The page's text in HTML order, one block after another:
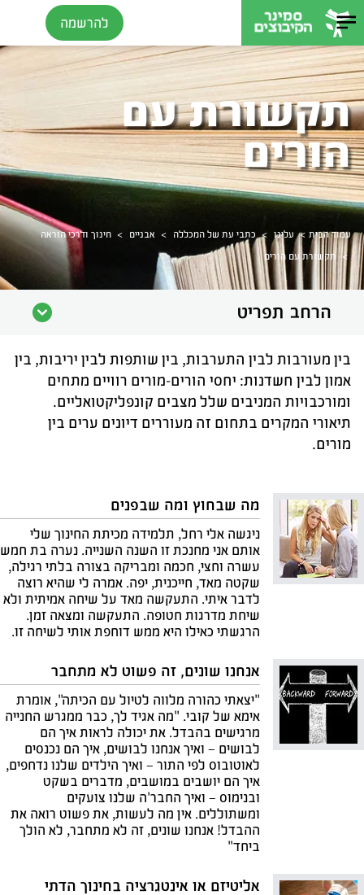
להרשמה
עמוד הבית > עלינו > כתבי עת של המכללה > אבניים > חינוך ודרכי הוראה
> תקשורת עם הורים
תקשורת עם
הורים
הרחב תפריט
בין מעורבות לבין התערבות, בין שותפות לבין יריבות, בין
אמון לבין חשדנות: יחסי הורים-מורים רוויים מתחים
ומורכבויות המניבים שלל מצבים קונפליקטואליים.
תיאורי המקרים בתחום זה מעוררים דיונים ערים בין
מורים.
מה שבחוץ ומה שבפנים
ניגשה אלי רחל, תלמידה מכיתת החינוך שלי
אותם אני מחנכת זו השנה השנייה. נערה בת חמש
עשרה וחצי, חכמה ומבריקה בצורה בלתי רגילה,
שקטה מאד, חייכנית, יפה. אמרה לי שהיא רוצה
לדבר איתי. התעקשה מאד על שיחה אמיתית ולא
שיחת מדרגות חטופה. התעקשה ומצאה זמן.
הרגשתי כאילו היא ממש דוחפת אותי לשיחה זו.
אנחנו שונים, זה פשוט לא מתחבר
"יצאתי כהורה מלווה לטיול עם הכיתה", אומרת
אימא של קובי. "מה אגיד לך, כבר ממגרש החנייה
מרגישים בהבדל. את יכולה לראות איך הם
לבושים – ואיך אנחנו לבושים, איך הם נכנסים
לאוטובוס לפי התור – ואיך הילדים שלנו נדחפים,
איך הם יושבים במושבים, מדברים בשקט
ובנימוס – ואיך החבר'ה שלנו צועקים
ומשתוללים. אין מה לעשות, את פשוט רואה את
ההבדל! אנחנו שונים, זה לא מתחבר, לא הולך
ביחד"
אליטיזם או אינטגרציה בחינוך הדתי